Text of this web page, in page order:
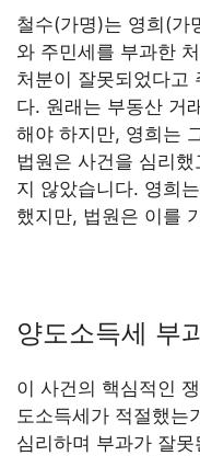
철수(가명)는 영희(가
와 주민세를 부과한
처분이 잘못되었다고
다. 원래는 부동산 거
해야 하지만, 영희는
법원은 사건을 심리
지 않았습니다. 영희
했지만, 법원은 이를
양도소득세 부
이 사건의 핵심적인
도소득세가 적절했는
심리하며 부과가 잘